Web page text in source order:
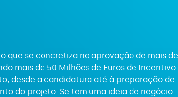
que se concretiza na aprovação de mais de
mais de 50 Milhões de Euros de Incentivo.
desde a candidatura até à preparação de
do projeto. Se tem uma ideia de negócio